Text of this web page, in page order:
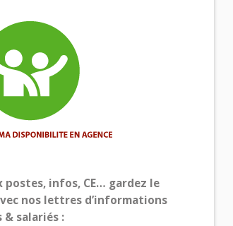
postes, infos, CE… gardez le
nos lettres d’informations
& salariés :